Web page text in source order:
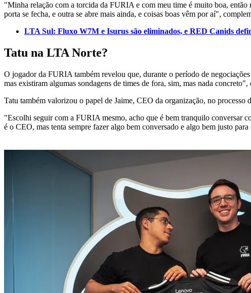
"Minha relação com a torcida da FURIA e com meu time é muito boa,
porta se fecha, e outra se abre mais ainda, e coisas boas vêm por aí",
LTA Sul: Fluxo W7M e Isurus são eliminados, e RED Canids
Tatu na LTA Norte?
O jogador da FURIA também revelou que, durante o período de
mas existiram algumas sondagens de times de fora, sim, mas nada concreto",
Tatu também valorizou o papel de Jaime, CEO da organização, no
"Escolhi seguir com a FURIA mesmo, acho que é bem tranquilo conversar
é o CEO, mas tenta sempre fazer algo bem conversado e algo bem justo